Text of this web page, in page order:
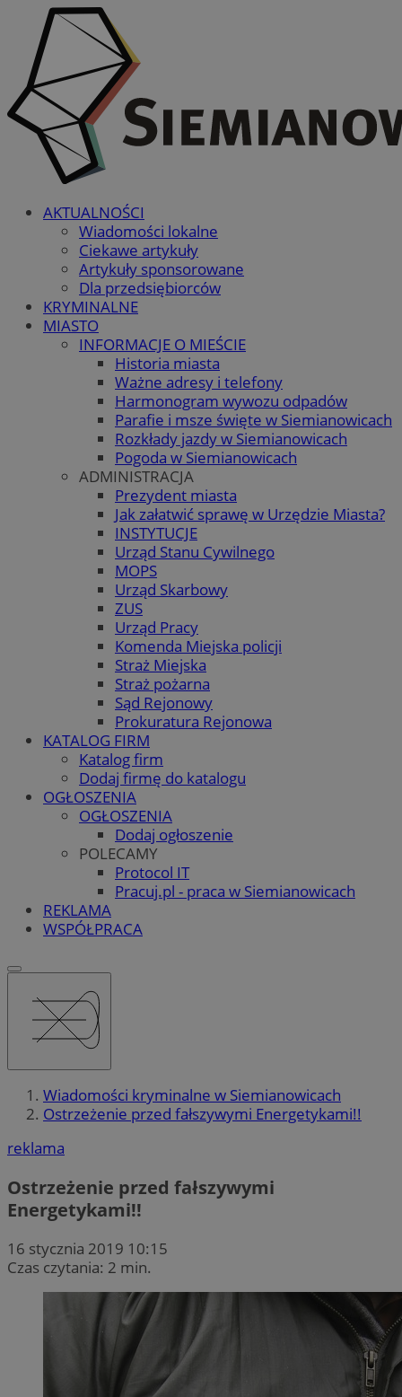
AKTUALNOŚCI
Wiadomości lokalne
Ciekawe artykuły
Artykuły sponsorowane
Dla przedsiębiorców
KRYMINALNE
MIASTO
INFORMACJE O MIEŚCIE
Historia miasta
Ważne adresy i telefony
Harmonogram wywozu odpadów
Parafie i msze święte w Siemianowicach
Rozkłady jazdy w Siemianowicach
Pogoda w Siemianowicach
ADMINISTRACJA
Prezydent miasta
Jak załatwić sprawę w Urzędzie Miasta?
INSTYTUCJE
Urząd Stanu Cywilnego
MOPS
Urząd Skarbowy
ZUS
Urząd Pracy
Komenda Miejska policji
Straż Miejska
Straż pożarna
Sąd Rejonowy
Prokuratura Rejonowa
KATALOG FIRM
Katalog firm
Dodaj firmę do katalogu
OGŁOSZENIA
OGŁOSZENIA
Dodaj ogłoszenie
POLECAMY
Protocol IT
Pracuj.pl - praca w Siemianowicach
REKLAMA
WSPÓŁPRACA
Wiadomości kryminalne w Siemianowicach
Ostrzeżenie przed fałszywymi Energetykami!!
reklama
Ostrzeżenie przed fałszywymi
Energetykami!!
16 stycznia 2019 10:15
Czas czytania: 2 min.